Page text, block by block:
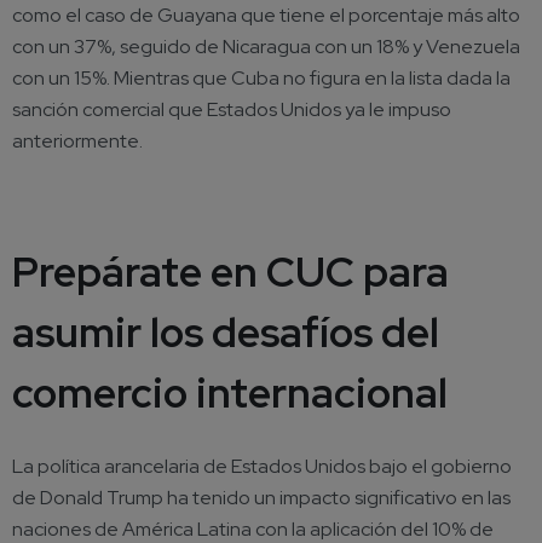
como el caso de Guayana que tiene el porcentaje más alto
con un 37%, seguido de Nicaragua con un 18% y Venezuela
con un 15%. Mientras que Cuba no figura en la lista dada la
sanción comercial que Estados Unidos ya le impuso
anteriormente.
Prepárate en CUC para
asumir los desafíos del
comercio internacional
La política arancelaria de Estados Unidos bajo el gobierno
de Donald Trump ha tenido un impacto significativo en las
naciones de América Latina con la aplicación del 10% de